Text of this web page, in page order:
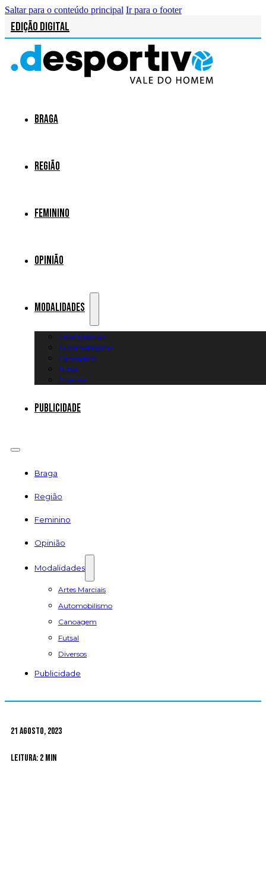
Saltar para o conteúdo principal Ir para o footer
Edição Digital
Braga
Região
Feminino
Opinião
Modalidades
Artes Marciais
Automobilismo
Canoagem
Futsal
Diversos
Publicidade
Braga
Região
Feminino
Opinião
Modalidades
Artes Marciais
Automobilismo
Canoagem
Futsal
Diversos
Publicidade
21 Agosto, 2023
Leitura: 2 min